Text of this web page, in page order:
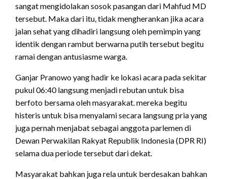
sangat mengidolakan sosok pasangan dari Mahfud MD
tersebut. Maka dari itu, tidak mengherankan jika acara
jalan sehat yang dihadiri langsung oleh pemimpin yang
identik dengan rambut berwarna putih tersebut begitu
ramai dengan antusiasme warga.
Ganjar Pranowo yang hadir ke lokasi acara pada sekitar
pukul 06:40 langsung menjadi rebutan untuk bisa
berfoto bersama oleh masyarakat. mereka begitu
histeris untuk bisa menyalami secara langsung pria yang
juga pernah menjabat sebagai anggota parlemen di
Dewan Perwakilan Rakyat Republik Indonesia (DPR RI)
selama dua periode tersebut dari dekat.
Masyarakat bahkan juga rela untuk berdesakan bahkan